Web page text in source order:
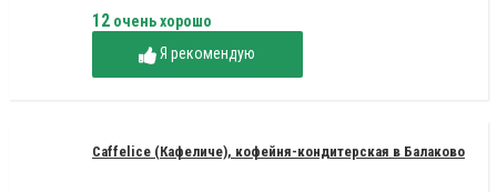
12 очень хорошо
Я рекомендую
Caffelice (Кафеличе), кофейня-кондитерская в Балаково